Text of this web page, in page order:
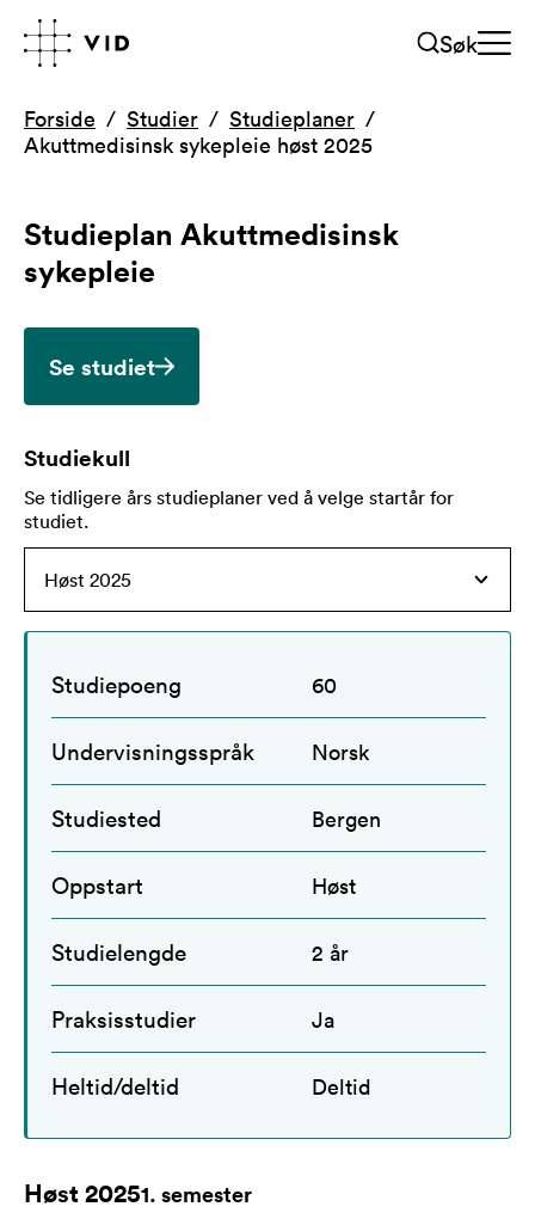
Søk
Forside Studier
Studieplaner
Akuttmedisinsk sykepleie høst 2025
Studieplan Akuttmedisinsk
sykepleie
Se studiet
Studiekull
Se tidligere års studieplaner ved å velge startår for
studiet.
Studiepoeng 60
Undervisningsspråk Norsk
Studiested Bergen
Oppstart Høst
Studielengde 2 år
Praksisstudier Ja
Heltid/deltid Deltid
Høst 20251. semester